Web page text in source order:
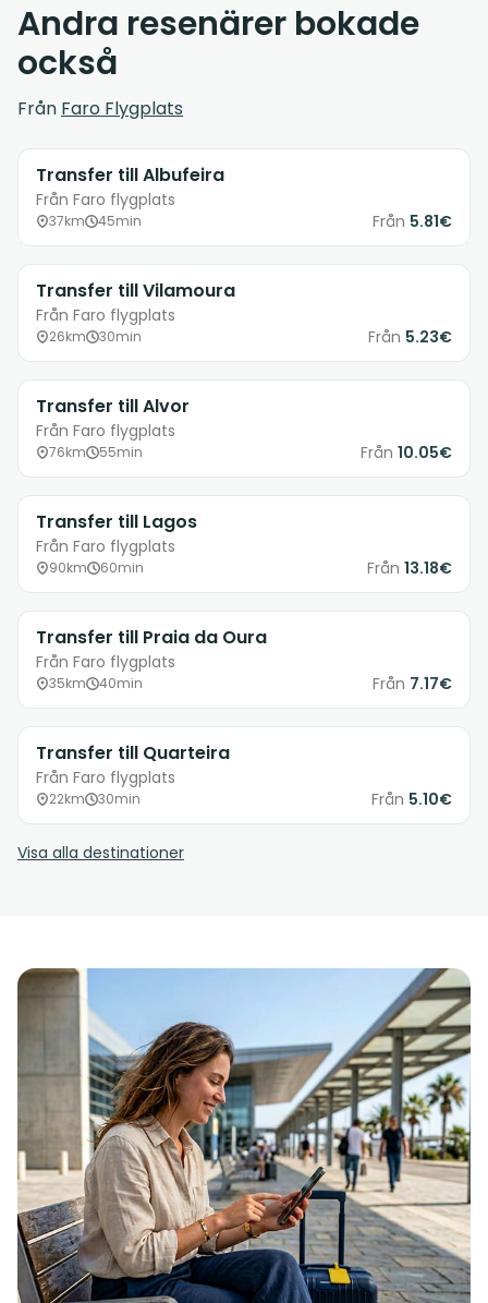
Andra resenärer bokade
också
Från Faro Flygplats
Transfer till Albufeira
Från Faro flygplats
37km 45min Från 5.81€
Transfer till Vilamoura
Från Faro flygplats
26km 30min Från 5.23€
Transfer till Alvor
Från Faro flygplats
76km 55min Från 10.05€
Transfer till Lagos
Från Faro flygplats
90km 60min Från 13.18€
Transfer till Praia da Oura
Från Faro flygplats
35km 40min Från 7.17€
Transfer till Quarteira
Från Faro flygplats
22km 30min Från 5.10€
Visa alla destinationer